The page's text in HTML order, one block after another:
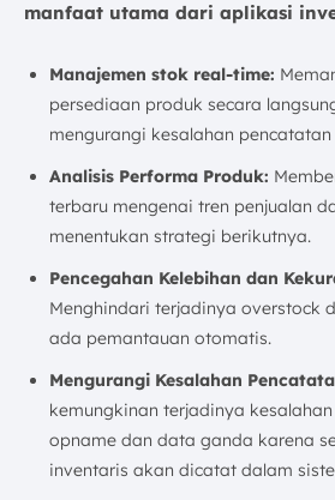
manfaat utama dari aplikasi
Manajemen stok real-time:
persediaan produk secara
mengurangi kesalahan
Analisis Performa Produk:
terbaru mengenai tren penjualan
menentukan strategi berikutnya.
Pencegahan Kelebihan dan
Menghindari terjadinya overstock
ada pemantauan otomatis.
Mengurangi Kesalahan
kemungkinan terjadinya
opname dan data ganda karena
inventaris akan dicatat dalam